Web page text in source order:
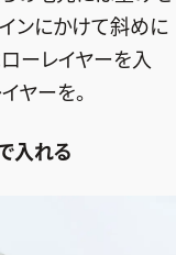
ンにかけて斜めに
ローレイヤーを入
ヤーを。
入れる